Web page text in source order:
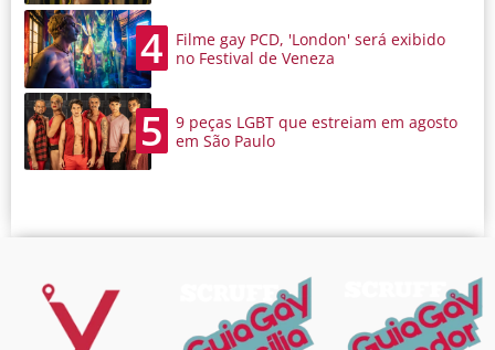
4
Filme gay PCD, 'London' será exibido
no Festival de Veneza
5
9 peças LGBT que estreiam em agosto
em São Paulo